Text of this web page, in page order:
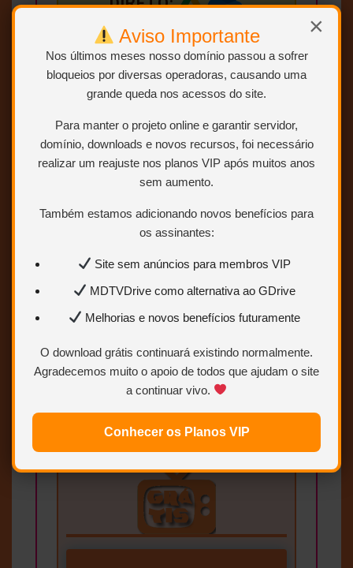
×
Aviso Importante
Nos últimos meses nosso domínio passou a sofrer
bloqueios por diversas operadoras, causando uma
grande queda nos acessos do site.
Para manter o projeto online e garantir servidor,
domínio, downloads e novos recursos, foi necessário
realizar um reajuste nos planos VIP após muitos anos
sem aumento.
Também estamos adicionando novos benefícios para
os assinantes:
Site sem anúncios para membros VIP
MDTVDrive como alternativa ao GDrive
Melhorias e novos benefícios futuramente
O download grátis continuará existindo normalmente.
Agradecemos muito o apoio de todos que ajudam o site
a continuar vivo.
Conhecer os Planos VIP
Conteúdo exclusivo
para VIP
Você precisa ser Usuário VIP
para visualizar os links de
download.
Sem limites
Links estáveis
Quero ser VIP
Para saber como ser VIP ou
Colaborador.Clique AQUI.